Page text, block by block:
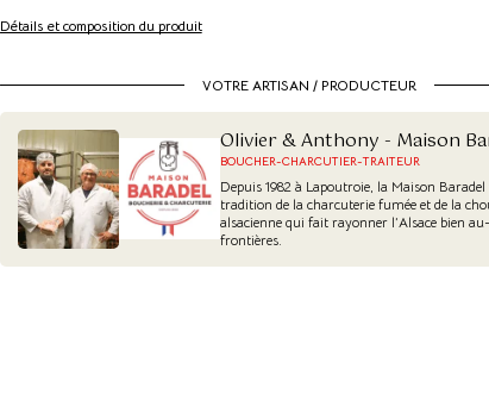
Détails et composition du produit
VOTRE ARTISAN / PRODUCTEUR
Olivier & Anthony - Maison
BOUCHER-CHARCUTIER-TRAITEUR
Depuis 1982 à Lapoutroie, la Maison Baradel
tradition de la charcuterie fumée et de la
alsacienne qui fait rayonner l’Alsace bien au-
frontières.